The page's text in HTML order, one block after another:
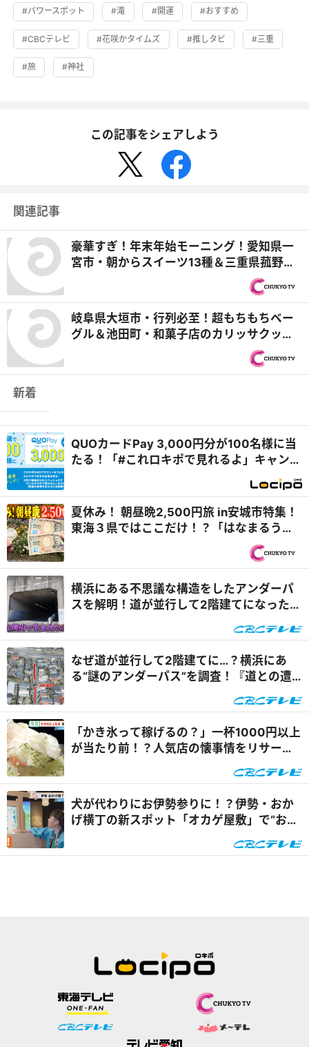
#パワースポット #滝 #開運 #おすすめ
#CBCテレビ #花咲かタイムズ #推しタビ #三重
#旅 #神社
この記事をシェアしよう
関連記事
豪華すぎ！年末年始モーニング！愛知県一
宮市・朝からスイーツ13種＆三重県菰野
町・ズワイガニ釜めしで大満足『PS純金
岐阜県大垣市・行列必至！超もちもちベー
グル＆池田町・和菓子店のカリッサクッあ
げぱん コーヒーに合うパン探しの旅・揖
新着
QUOカードPay 3,000円分が100名様に当
たる！「#これロキポで見れるよ」キャンペ
夏休み！ 朝昼晩2,500円旅 in安城市特集！
東海３県ではここだけ！？「はなまるうど
横浜にある不思議な構造をしたアンダーパ
スを解明！道が並行して2階建てになったワ
なぜ道が並行して2階建てに…？横浜にあ
る“謎のアンダーパス”を調査！『道との遭
「かき氷って稼げるの？」一杯1000円以上
が当たり前！？人気店の懐事情をリサーチ
犬が代わりにお伊勢参りに！？伊勢・おか
げ横丁の新スポット「オカゲ屋敷」で“おか